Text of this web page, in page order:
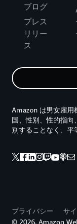
ブログ
プレス
リリー
ス
Amazon は男女雇用
国、性別、性的指
別することなく、平
プライバシー サ
© 2026, Amazon